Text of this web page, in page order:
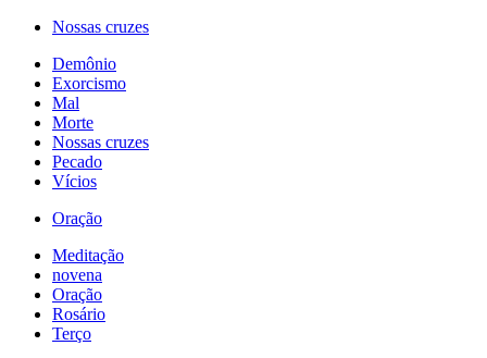
Nossas cruzes
Demônio
Exorcismo
Mal
Morte
Nossas cruzes
Pecado
Vícios
Oração
Meditação
novena
Oração
Rosário
Terço